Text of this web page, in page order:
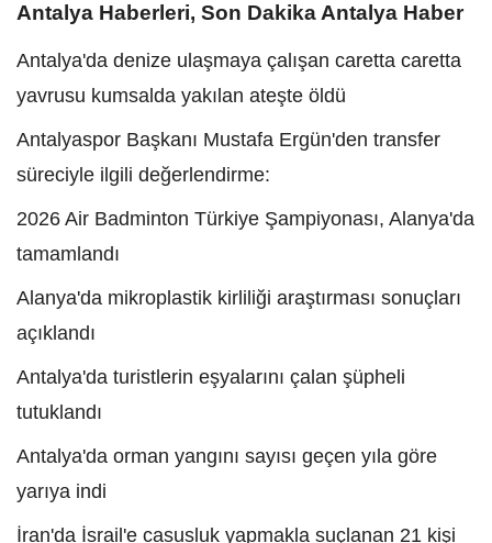
Antalya Haberleri, Son Dakika Antalya Haber
Antalya'da denize ulaşmaya çalışan caretta caretta
yavrusu kumsalda yakılan ateşte öldü
Antalyaspor Başkanı Mustafa Ergün'den transfer
süreciyle ilgili değerlendirme:
2026 Air Badminton Türkiye Şampiyonası, Alanya'da
tamamlandı
Alanya'da mikroplastik kirliliği araştırması sonuçları
açıklandı
Antalya'da turistlerin eşyalarını çalan şüpheli
tutuklandı
Antalya'da orman yangını sayısı geçen yıla göre
yarıya indi
İran'da İsrail'e casusluk yapmakla suçlanan 21 kişi